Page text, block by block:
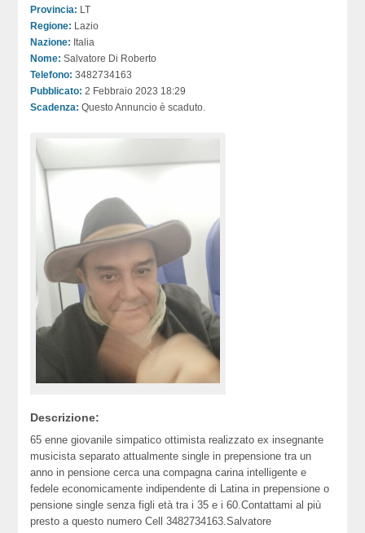
Provincia: LT
Regione: Lazio
Nazione: Italia
Nome: Salvatore Di Roberto
Telefono: 3482734163
Pubblicato: 2 Febbraio 2023 18:29
Scadenza: Questo Annuncio è scaduto.
Descrizione:
65 enne giovanile simpatico ottimista realizzato ex insegnante
musicista separato attualmente single in prepensione tra un
anno in pensione cerca una compagna carina intelligente e
fedele economicamente indipendente di Latina in prepensione o
pensione single senza figli età tra i 35 e i 60.Contattami al più
presto a questo numero Cell 3482734163.Salvatore